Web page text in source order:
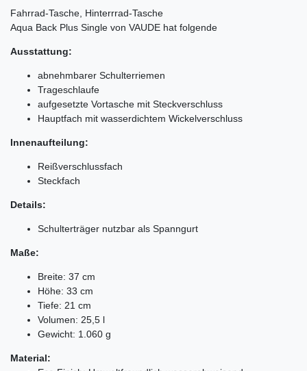
Fahrrad-Tasche, Hinterrrad-Tasche
Aqua Back Plus Single von VAUDE hat folgende
Ausstattung:
abnehmbarer Schulterriemen
Trageschlaufe
aufgesetzte Vortasche mit Steckverschluss
Hauptfach mit wasserdichtem Wickelverschluss
Innenaufteilung:
Reißverschlussfach
Steckfach
Details:
Schulterträger nutzbar als Spanngurt
Maße:
Breite: 37 cm
Höhe: 33 cm
Tiefe: 21 cm
Volumen: 25,5 l
Gewicht: 1.060 g
Material: